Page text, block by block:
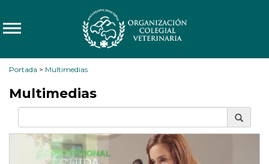
Portada > Multimedias
Multimedias